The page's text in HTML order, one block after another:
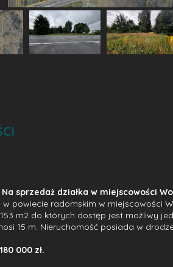
Na sprzedaż działka w miejscowości
powiecie radomskim w miejscowości
m2 do których dostęp jest możliwy
15 m. Nieruchomość posiada w
000 zł.